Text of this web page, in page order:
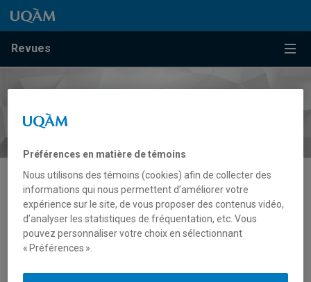
Passer au contenu
Accéder au menu principal
Accéder à la recherche
Passer au contenu
Accéder au menu principal
Revues
Esthétique
Préférences en matière de témoins
Nous utilisons des témoins (cookies) afin de collecter des
informations qui nous permettent d’améliorer votre
expérience sur le site, de vous proposer des contenus vidéo,
d’analyser les statistiques de fréquentation, etc. Vous
pouvez personnaliser votre choix en sélectionnant
« Préférences ».